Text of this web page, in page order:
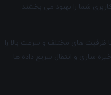
شما را بهبود می‌ بخشند.
با ظرفیت های مختلف و سرعت بالا را
سازی و انتقال سریع داده ها